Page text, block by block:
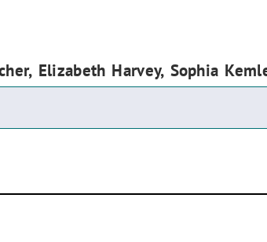
Elizabeth Harvey, Sophia